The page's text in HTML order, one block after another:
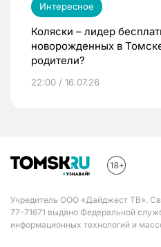
Интересное
Коляски – лидер
новорожденных в
родители?
22:00 / 16.07.26
Учредитель ООО «Дайджест ТВ».
77-71671 выдано Федеральной
информационных технологий и